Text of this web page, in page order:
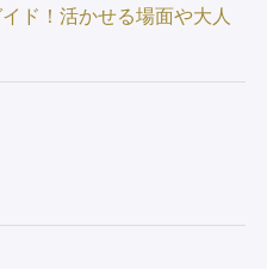
ド！活かせる場面や大人